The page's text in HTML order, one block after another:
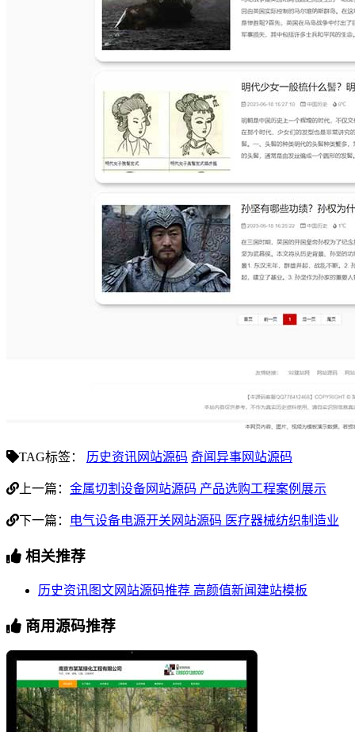
TAG标签： 历史资讯网站源码 奇闻异事网站源码
上一篇： 金属切割设备网站源码 产品选购工程案例展示
下一篇： 电气设备电源开关网站源码 医疗器械纺织制造业
相关推荐
历史资讯图文网站源码推荐 高颜值新闻建站模板
商用源码推荐